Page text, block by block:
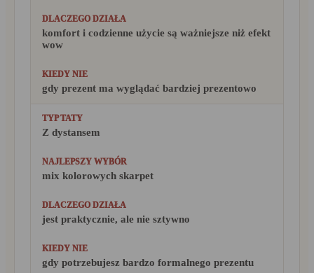
komfort i codzienne użycie są ważniejsze niż efekt
wow
gdy prezent ma wyglądać bardziej prezentowo
Z dystansem
mix kolorowych skarpet
jest praktycznie, ale nie sztywno
gdy potrzebujesz bardzo formalnego prezentu